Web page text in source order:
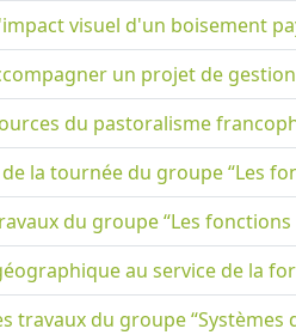
visuel d'un boisement
un projet de
du pastoralisme
la tournée du groupe “Les
du groupe “Les
au service de la
travaux du groupe